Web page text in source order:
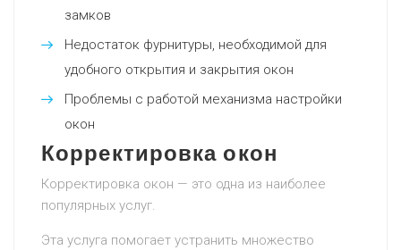
замков
Недостаток фурнитуры, необходимой для
удобного открытия и закрытия окон
Проблемы с работой механизма настройки
окон
Корректировка окон
Корректировка окон — это одна из наиболее
популярных услуг.
Эта услуга помогает устранить множество